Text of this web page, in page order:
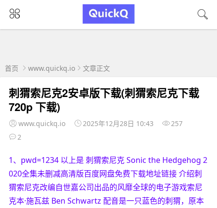
首页 www.quickq.io 文章正文
刺猬索尼克2安卓版下载(刺猬索尼克下载
720p 下载)
www.quickq.io 2025年12月28日 10:43
257
2
1、pwd=1234 以上是 刺猬索尼克 Sonic the Hedgehog 2
020全集未删减高清版百度网盘免费下载地址链接 介绍刺
猬索尼克改编自世嘉公司出品的风靡全球的电子游戏索尼
克本·施瓦兹 Ben Schwartz 配音是一只蓝色的刺猬，原本